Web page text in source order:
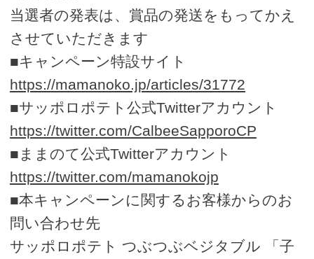
当選者の発表は、賞品の発送をもってかえ
させていただきます
■キャンペーン特設サイト
https://mamanoko.jp/articles/31772
■サッポロポテト公式Twitterアカウント
https://twitter.com/CalbeeSapporoCP
■ままのて公式Twitterアカウント
https://twitter.com/mamanokojp
■本キャンペーンに関するお客様からのお
問い合わせ先
サッポロポテト つぶつぶベジタブル 「子